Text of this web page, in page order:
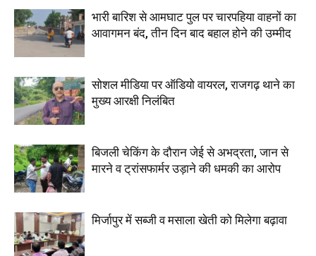
भारी बारिश से आमघाट पुल पर चारपहिया वाहनों का
आवागमन बंद, तीन दिन बाद बहाल होने की उम्मीद
सोशल मीडिया पर ऑडियो वायरल, राजगढ़ थाने का
मुख्य आरक्षी निलंबित
बिजली चेकिंग के दौरान जेई से अभद्रता, जान से
मारने व ट्रांसफार्मर उड़ाने की धमकी का आरोप
मिर्जापुर में सब्जी व मसाला खेती को मिलेगा बढ़ावा